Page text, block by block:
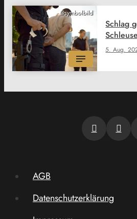
@symbolbild
5. Aug.
Schlag
AGB
Datenschutzerklärung